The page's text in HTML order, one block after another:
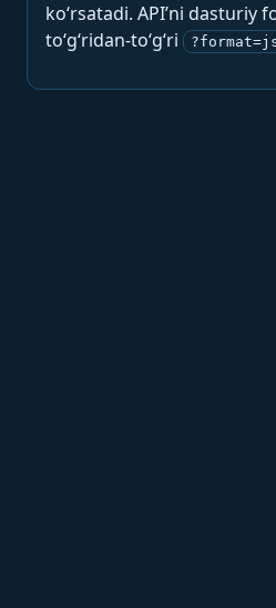
ko‘rsatadi. API’ni dasturiy
to‘g‘ridan-to‘g‘ri